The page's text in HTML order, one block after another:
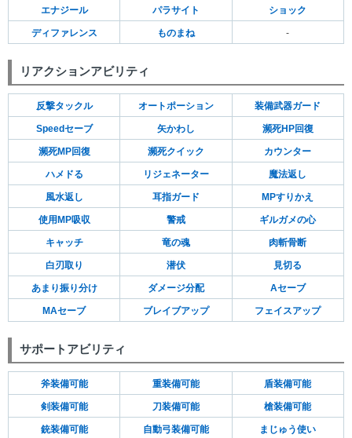
エナジール パラサイト ショック
ディファレンス ものまね -
リアクションアビリティ
反撃タックル オートポーション 装備武器ガード
Speedセーブ 矢かわし 瀕死HP回復
瀕死MP回復 瀕死クイック カウンター
ハメドる リジェネーター 魔法返し
風水返し 耳指ガード MPすりかえ
使用MP吸収 警戒 ギルガメの心
キャッチ 竜の魂 肉斬骨断
白刃取り 潜伏 見切る
あまり振り分け ダメージ分配 Aセーブ
MAセーブ ブレイブアップ フェイスアップ
サポートアビリティ
斧装備可能 重装備可能 盾装備可能
剣装備可能 刀装備可能 槍装備可能
銃装備可能 自動弓装備可能 まじゅう使い